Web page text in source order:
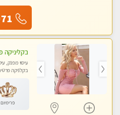
עיסוי מפנק,
בקלניקה
פרימיום